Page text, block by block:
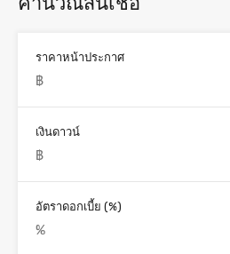
ราคาหน้าประกาศ
เงินดาวน์
อัตราดอกเบี้ย (%)